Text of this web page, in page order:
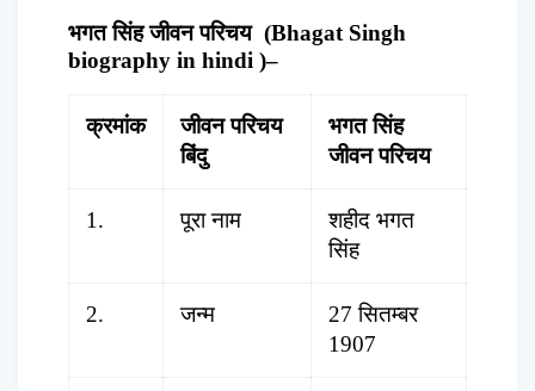
भगत सिंह जीवन परिचय (Bhagat Singh
biography in hindi )–
क्रमांक
जीवन परिचय
बिंदु
भगत सिंह
जीवन परिचय
1. पूरा नाम
शहीद भगत
सिंह
2. जन्म
27 सितम्बर
1907